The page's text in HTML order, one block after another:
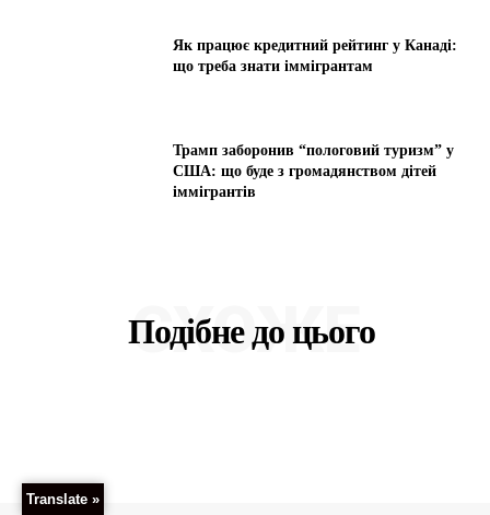
Як працює кредитний рейтинг у Канаді:
що треба знати іммігрантам
Трамп заборонив “пологовий туризм” у
США: що буде з громадянством дітей
іммігрантів
Подібне до цього
СХОЖЕ
Translate »